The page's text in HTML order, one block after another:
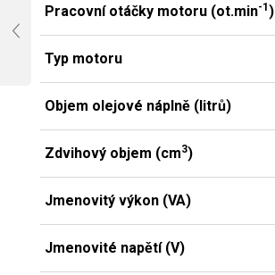
Pracovní otáčky motoru (ot.min-1 )
Typ motoru
Objem olejové náplně (litrů)
Zdvihový objem (cm3)
Jmenovitý výkon (VA)
Jmenovité napětí (V)